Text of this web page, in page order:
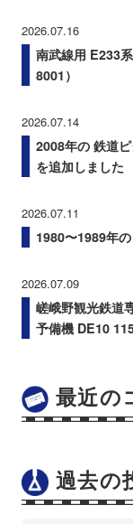
2026.07.16
南武線用 E233
8001）
2026.07.14
2008年の 鉄道
を追加しました
2026.07.11
1980〜1989年
2026.07.09
嵯峨野観光鉄道
予備機 DE10
最近の
過去の